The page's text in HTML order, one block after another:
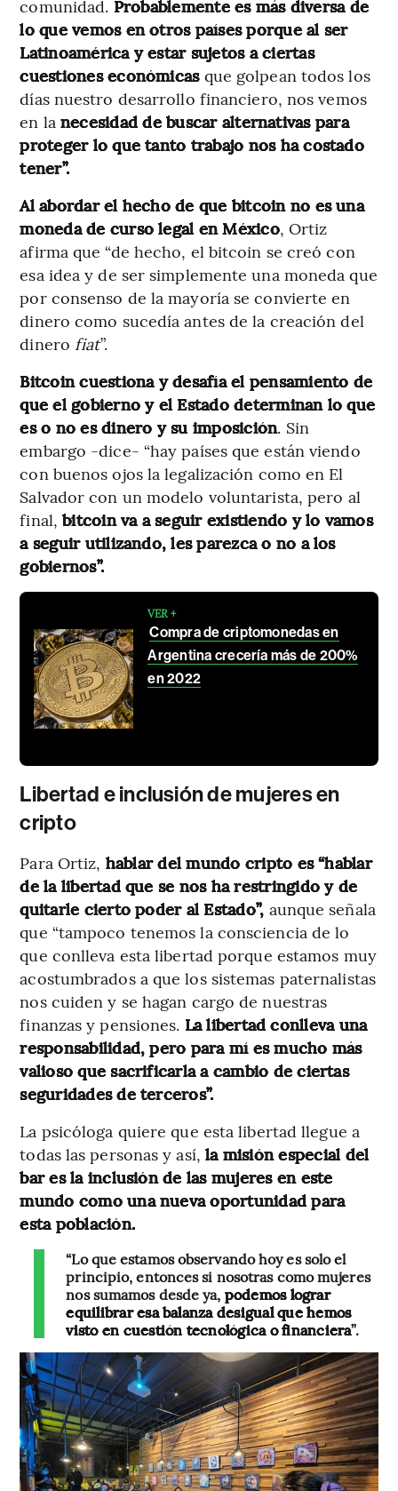
comunidad. Probablemente es más diversa de
lo que vemos en otros países porque al ser
Latinoamérica y estar sujetos a ciertas
cuestiones económicas que golpean todos los
días nuestro desarrollo financiero, nos vemos
en la necesidad de buscar alternativas para
proteger lo que tanto trabajo nos ha costado
tener”.
Al abordar el hecho de que bitcoin no es una
moneda de curso legal en México, Ortiz
afirma que “de hecho, el bitcoin se creó con
esa idea y de ser simplemente una moneda que
por consenso de la mayoría se convierte en
dinero como sucedía antes de la creación del
dinero fiat”.
Bitcoin cuestiona y desafía el pensamiento de
que el gobierno y el Estado determinan lo que
es o no es dinero y su imposición. Sin
embargo -dice- “hay países que están viendo
con buenos ojos la legalización como en El
Salvador con un modelo voluntarista, pero al
final,bitcoin va a seguir existiendo y lo vamos
a seguir utilizando, les parezca o no a los
gobiernos”.
VER +
Compra de criptomonedas en
Argentina crecería más de 200%
en 2022
Libertad e inclusión de mujeres en
cripto
Para Ortiz, hablar del mundo cripto es “hablar
de la libertad que se nos ha restringido y de
quitarle cierto poder al Estado”, aunque señala
que “tampoco tenemos la consciencia de lo
que conlleva esta libertad porque estamos muy
acostumbrados a que los sistemas paternalistas
nos cuiden y se hagan cargo de nuestras
finanzas y pensiones. La libertad conlleva una
responsabilidad, pero para mí es mucho más
valioso que sacrificarla a cambio de ciertas
seguridades de terceros”.
La psicóloga quiere que esta libertad llegue a
todas las personas y así, la misión especial del
bar es la inclusión de las mujeres en este
mundo como una nueva oportunidad para
esta población.
“Lo que estamos observando hoy es solo el
principio, entonces si nosotras como mujeres
nos sumamos desde ya, podemos lograr
equilibrar esa balanza desigual que hemos
visto en cuestión tecnológica o financiera”.